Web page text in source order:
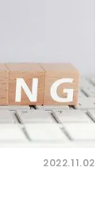
2022.11.02